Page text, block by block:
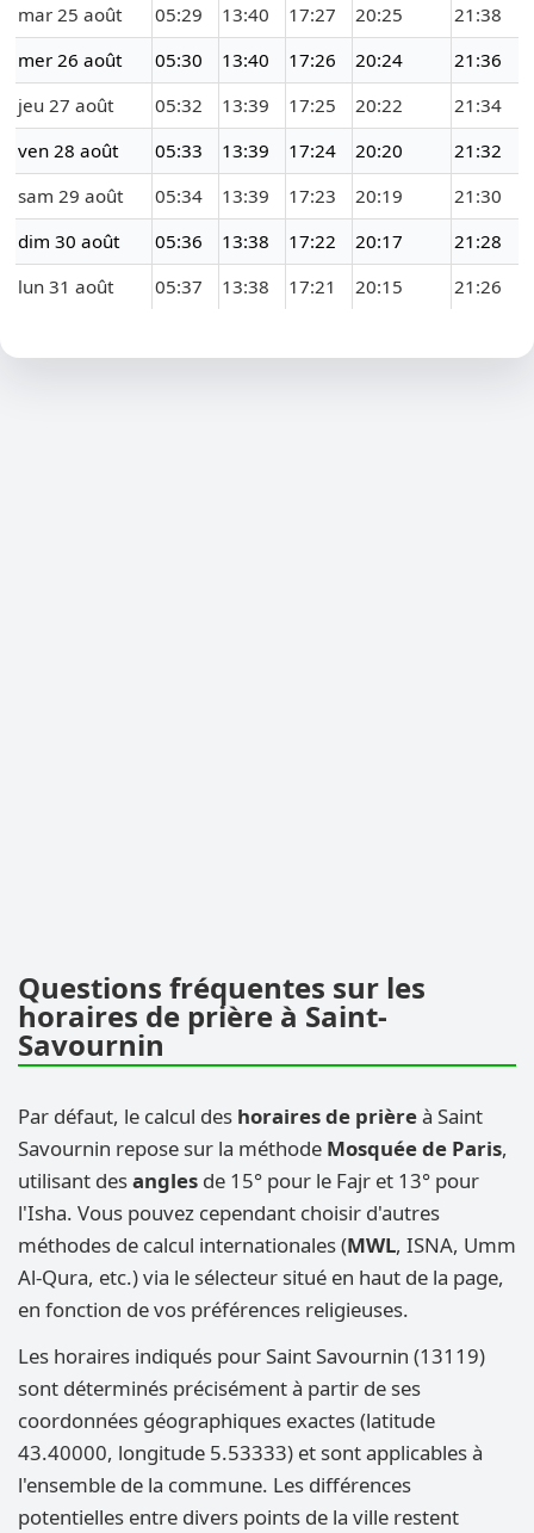
mar 25 août
05:29 13:40 17:27 20:25
21:38
mer 26 août
05:30 13:40 17:26 20:24
21:36
jeu 27 août
05:32 13:39 17:25 20:22
21:34
ven 28 août
05:33 13:39 17:24 20:20
21:32
sam 29 août
05:34 13:39 17:23 20:19
21:30
dim 30 août
05:36 13:38 17:22 20:17
21:28
lun 31 août
05:37 13:38 17:21 20:15 21:26
Questions fréquentes sur les
horaires de prière à Saint-
Savournin
Par défaut, le calcul des horaires de prièreà Saint
Savournin repose sur la méthode Mosquée de Paris,
utilisant desangles de 15° pour le Fajr et 13° pour
l'Isha. Vous pouvez cependant choisir d'autres
méthodes de calcul internationales (MWL, ISNA, Umm
Al-Qura, etc.) via le sélecteur situé en haut de la page,
en fonction de vos préférences religieuses.
Les horaires indiqués pour Saint Savournin (13119)
sont déterminés précisément à partir de ses
coordonnées géographiques exactes (latitude
43.40000, longitude 5.53333) et sont applicables à
l'ensemble de la commune. Les différences
potentielles entre divers points de la ville restent